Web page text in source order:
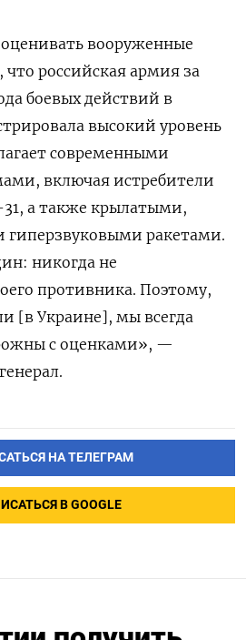
вооруженные
российская армия за
боевых действий в
высокий уровень
современными
включая истребители
а также крылатыми,
гиперзвуковыми ракетами.
никогда не
противника. Поэтому,
[в Украине], мы всегда
с оценками», —
НА ТЕЛЕГРАМ
В GOOGLE